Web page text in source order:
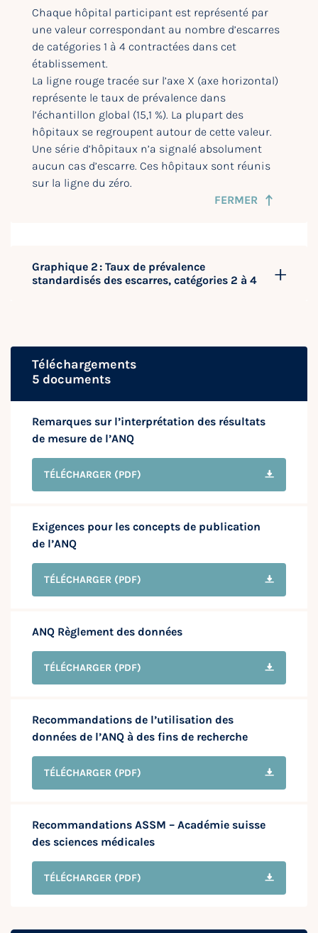
Chaque hôpital participant est représenté par
une valeur correspondant au nombre d’escarres
de catégories 1 à 4 contractées dans cet
établissement.
La ligne rouge tracée sur l’axe X (axe horizontal)
représente le taux de prévalence dans
l’échantillon global (15,1 %). La plupart des
hôpitaux se regroupent autour de cette valeur.
Une série d’hôpitaux n’a signalé absolument
aucun cas d’escarre. Ces hôpitaux sont réunis
sur la ligne du zéro.
FERMER
Graphique 2 : Taux de prévalence
standardisés des escarres, catégories 2 à 4
Téléchargements
5 documents
Remarques sur l’interprétation des résultats
de mesure de l’ANQ
TÉLÉCHARGER (PDF)
Exigences pour les concepts de publication
de l’ANQ
TÉLÉCHARGER (PDF)
ANQ Règlement des données
TÉLÉCHARGER (PDF)
Recommandations de l’utilisation des
données de l’ANQ à des fins de recherche
TÉLÉCHARGER (PDF)
Recommandations ASSM – Académie suisse
des sciences médicales
TÉLÉCHARGER (PDF)